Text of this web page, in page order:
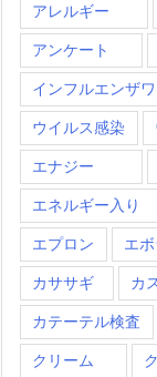
アレルギー
アンケート
インフルエンザ
ウイルス感染
エナジー
エネルギー入り
エプロン エ
カササギ カ
カテーテル検査
クリーム